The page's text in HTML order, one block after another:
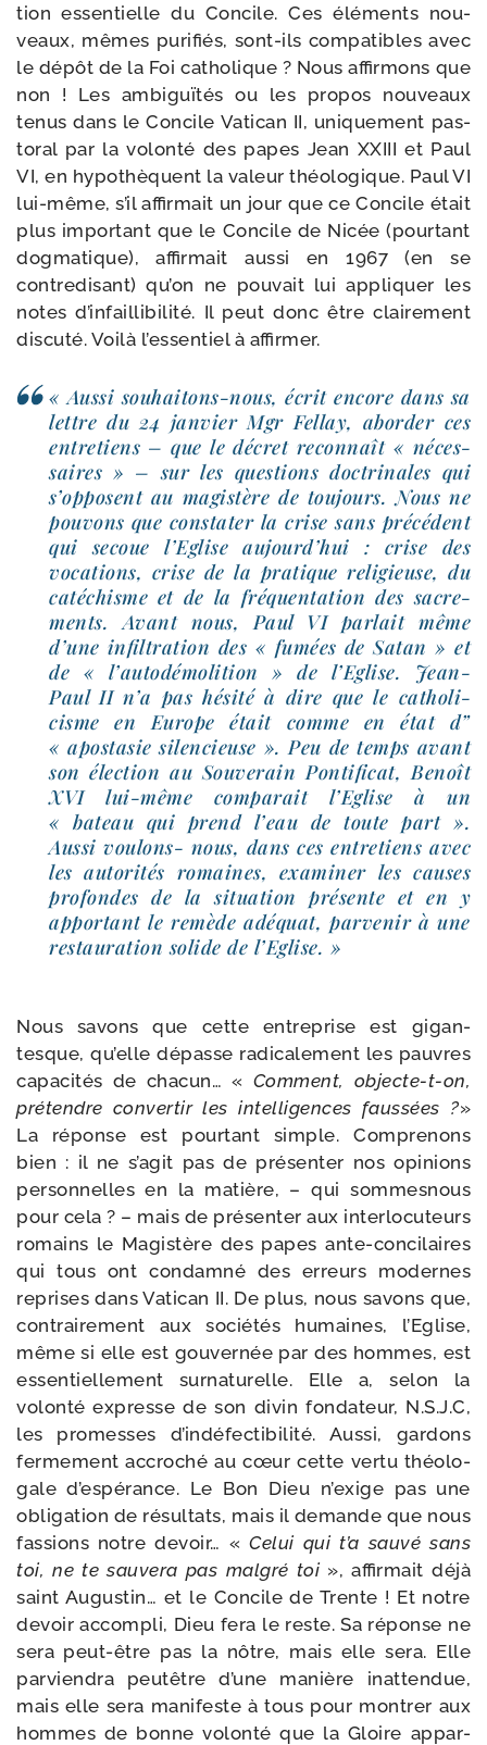
tion essen­tielle du Concile. Ces élé­ments nou­
veaux, mêmes puri­fiés, sont-​ils com­pa­tibles avec
le dépôt de la Foi catho­lique ? Nous affir­mons que
non ! Les ambi­guï­tés ou les pro­pos nou­veaux
tenus dans le Concile Vatican II, uni­que­ment pas­
to­ral par la volon­té des papes Jean XXIII et Paul
VI, en hypo­thèquent la valeur théo­lo­gique. Paul VI
lui-​même, s’il affir­mait un jour que ce Concile était
plus impor­tant que le Concile de Nicée (pour­tant
dog­ma­tique), affir­mait aus­si en 1967 (en se
contre­di­sant) qu’on ne pou­vait lui appli­quer les
notes d’in­failli­bi­li­té. Il peut donc être clai­re­ment
dis­cu­té. Voilà l’es­sen­tiel à affirmer.
« Aussi souhaitons-​nous, écrit encore dans sa
lettre du 24 jan­vier Mgr Fellay, abor­der ces
entre­tiens – que le décret recon­naît « néces­
saires » – sur les ques­tions doc­tri­nales qui
s’op­posent au magis­tère de tou­jours. Nous ne
pou­vons que consta­ter la crise sans pré­cé­dent
qui secoue l’Eglise aujourd’­hui : crise des
voca­tions, crise de la pra­tique reli­gieuse, du
caté­chisme et de la fré­quen­ta­tion des sacre­
ments. Avant nous, Paul VI par­lait même
d’une infil­tra­tion des « fumées de Satan » et
de « l’au­to­dé­mo­li­tion » de l’Eglise. Jean-
Paul II n’a pas hési­té à dire que le catho­li­
cisme en Europe était comme en état d”
« apos­ta­sie silen­cieuse ». Peu de temps avant
son élec­tion au Souverain Pontificat, Benoît
XVI lui-​même com­pa­rait l’Eglise à un
« bateau qui prend l’eau de toute part ».
Aussi voulons- nous, dans ces entre­tiens avec
les auto­ri­tés romaines, exa­mi­ner les causes
pro­fondes de la situa­tion pré­sente et en y
appor­tant le remède adé­quat, par­ve­nir à une
res­tau­ra­tion solide de l’Eglise. »
Nous savons que cette entre­prise est gigan­
tesque, qu’elle dépasse radi­ca­le­ment les pauvres
capa­ci­tés de cha­cun… « Comment, objecte-​t-​on,
pré­tendre conver­tir les intel­li­gences faus­sées ?»
La réponse est pour­tant simple. Comprenons
bien : il ne s’a­git pas de pré­sen­ter nos opi­nions
per­son­nelles en la matière, – qui som­mes­nous
pour cela ? – mais de pré­sen­ter aux inter­lo­cu­teurs
romains le Magistère des papes ante-​concilaires
qui tous ont condam­né des erreurs modernes
reprises dans Vatican II. De plus, nous savons que,
contrai­re­ment aux socié­tés humaines, l’Eglise,
même si elle est gou­ver­née par des hommes, est
essen­tiel­le­ment sur­na­tu­relle. Elle a, selon la
volon­té expresse de son divin fon­da­teur, N.S.J.C,
les pro­messes d’in­dé­fec­ti­bi­li­té. Aussi, gar­dons
fer­me­ment accro­ché au cœur cette ver­tu théo­lo­
gale d’es­pé­rance. Le Bon Dieu n’exige pas une
obli­ga­tion de résul­tats, mais il demande que nous
fas­sions notre devoir… «Celui qui t’a sau­vé sans
toi, ne te sau­ve­ra pas mal­gré toi », affir­mait déjà
saint Augustin… et le Concile de Trente ! Et notre
devoir accom­pli, Dieu fera le reste. Sa réponse ne
sera peut-​être pas la nôtre, mais elle sera. Elle
par­vien­dra peu­têtre d’une manière inat­ten­due,
mais elle sera mani­feste à tous pour mon­trer aux
hommes de bonne volon­té que la Gloire appar­